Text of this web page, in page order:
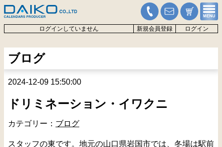
ログインしていません 新規会員登録 ログイン
ブログ
2024-12-09 15:50:00
ドリミネーション・イワクニ
カテゴリー： ブログ
スタッフの東です。地元の山口県岩国市では、冬場は駅前